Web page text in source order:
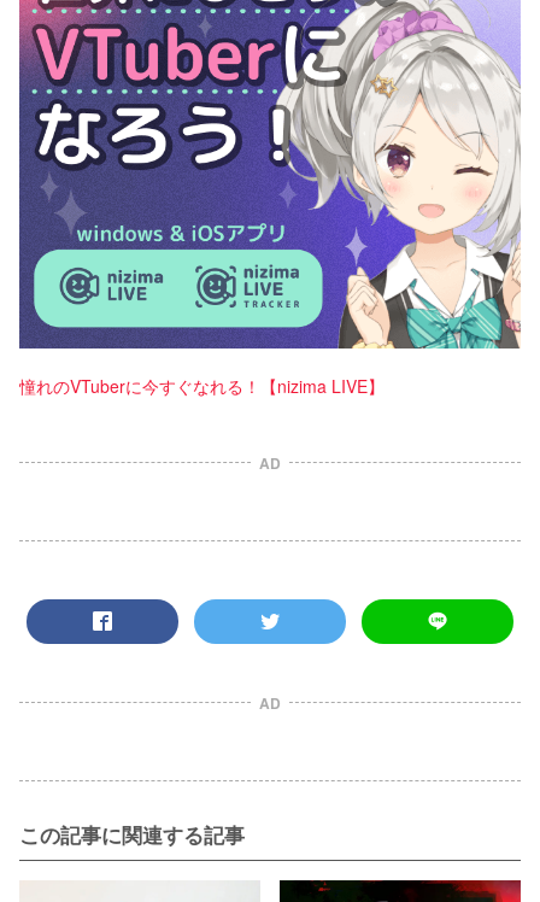
憧れのVTuberに今すぐなれる！【nizima LIVE】
AD
AD
この記事に関連する記事